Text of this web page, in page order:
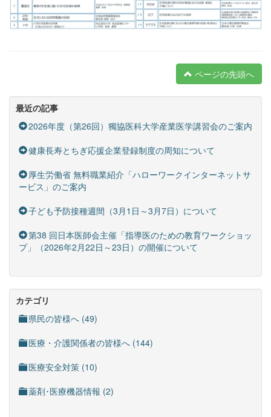
ページの先頭へ
最近の記事
2026年度（第26回）獨協医科大学産業医学講習会のご案内
健康長寿とちぎ応援企業登録制度の周知について
厚生労働省 無料職業紹介「ハローワークインターネットサ
ービス」のご案内
子ども予防接種週間（3月1日～3月7日）について
第38 回日本医師会主催「指導医のための教育ワークショッ
プ」（2026年2月22日～23日）の開催について
カテゴリ
県民の皆様へ (49)
医療・介護関係者の皆様へ (144)
医療安全対策 (10)
薬剤･医療機器情報 (2)